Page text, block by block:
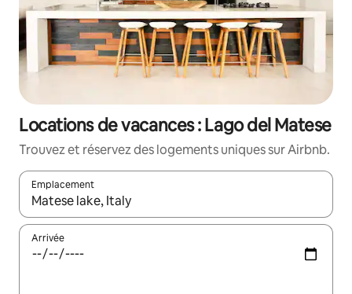
Locations de vacances : Lago del Matese
Trouvez et réservez des logements uniques sur Airbnb.
Emplacement
Quand les résultats sont affichés, parcourez-les en utilisant
Arrivée